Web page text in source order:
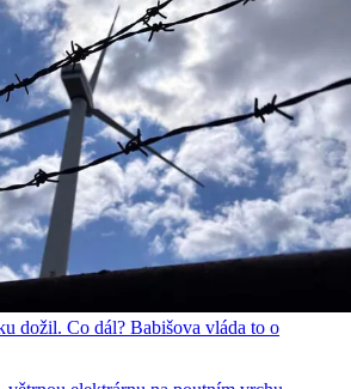
dožil. Co dál? Babišova vláda to o